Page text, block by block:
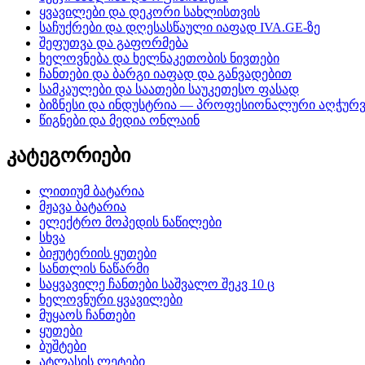
ყვავილები და დეკორი სახლისთვის
საჩუქრები და დღესასწაული იაფად IVA.GE-ზე
შეფუთვა და გაფორმება
ხელოვნება და ხელნაკეთობის ნივთები
ჩანთები და ბარგი იაფად და განვადებით
სამკაულები და საათები საუკეთესო ფასად
ბიზნესი და ინდუსტრია — პროფესიონალური
წიგნები და მედია ონლაინ
კატეგორიები
ლითიუმ ბატარია
მჟავა ბატარია
ელექტრო მოპედის ნაწილები
სხვა
ბიჟუტერიის ყუთები
სანთლის ნაწარმი
საყვავილე ჩანთები საშვალო შეკვ 10 ც
ხელოვნური ყვავილები
მუყაოს ჩანთები
ყუთები
ბუშტები
ატლასის ლეტები